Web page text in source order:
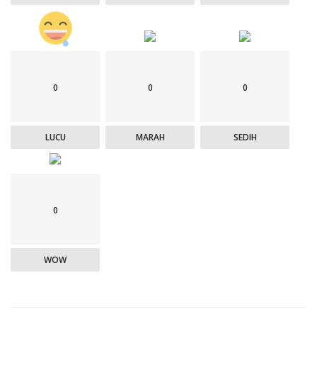
0
LUCU
0
MARAH
0
SEDIH
0
WOW